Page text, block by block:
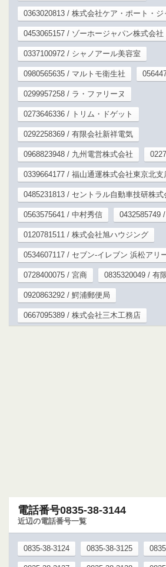
0363020813 / 株式会社ケア・ポート・ジ
0453065157 / ゾーホージャパン株式会社
0337100972 / シャノアール美容室
0980565635 / マルトモ衛生社
0299957258 / ラ・ファリーヌ
0273646336 / トリム・ドゲット
0292258369 / 有限会社新祥電気
0968823948 / 九州電営株式会社
0339664177 / 福山通運株式会社東京北
0485231813 / セントラル自動車技研株
0563575641 / 中村秀信 0432585749
0120781511 / 株式会社旭ハウジング
0534607117 / セブン-イレブン 浜松アリ
0728400075 / 宮商 0835320049 / 有
0920863292 / 鰐浦郵便局
0667095389 / 株式会社三木工務店
電話番号0835-38-3144
近辺の電話番号一覧
0835-38-3124 0835-38-3125